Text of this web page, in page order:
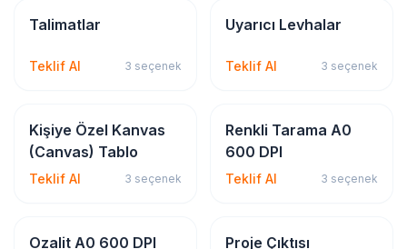
İSG & Levha
Talimatlar
Teklif Al 3 seçenek
İSG & Levha
Uyarıcı Levhalar
Teklif Al 3 seçenek
Dijital & Geniş Format
Kişiye Özel Kanvas
(Canvas) Tablo
Teklif Al 3 seçenek
Dijital & Geniş Format
Renkli Tarama A0
600 DPI
Teklif Al 3 seçenek
Dijital & Geniş Format
Ozalit A0 600 DPI Dijital & Geniş Format
Proje Çıktısı